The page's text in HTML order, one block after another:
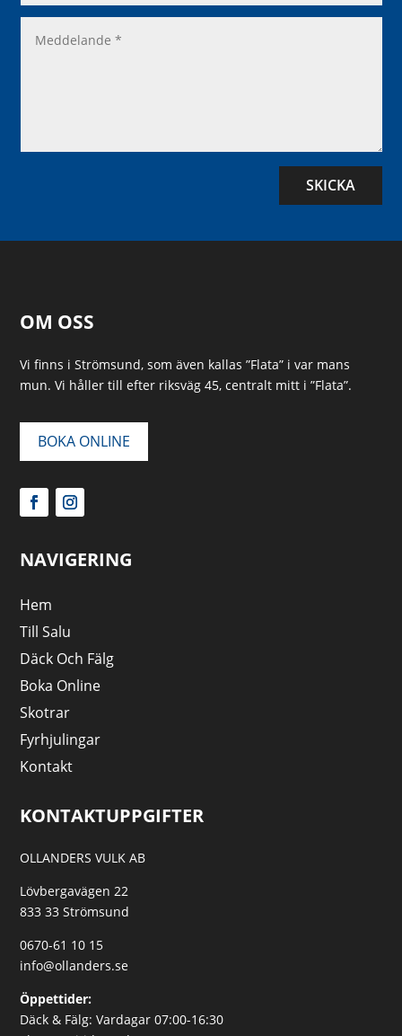
SKICKA
OM OSS
Vi finns i Strömsund, som även kallas ”Flata” i var mans
mun. Vi håller till efter riksväg 45, centralt mitt i ”Flata”.
BOKA ONLINE
NAVIGERING
Hem
Till Salu
Däck Och Fälg
Boka Online
Skotrar
Fyrhjulingar
Kontakt
KONTAKTUPPGIFTER
OLLANDERS VULK AB
Lövbergavägen 22
833 33 Strömsund
0670-61 10 15
info@ollanders.se
Öppettider:
Däck & Fälg: Vardagar 07:00-16:30